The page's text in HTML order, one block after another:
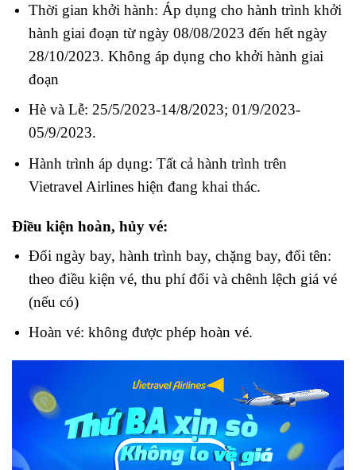
Thời gian khởi hành: Áp dụng cho hành trình khởi
hành giai đoạn từ ngày 08/08/2023 đến hết ngày
28/10/2023. Không áp dụng cho khởi hành giai
đoạn
Hè và Lễ: 25/5/2023-14/8/2023; 01/9/2023-
05/9/2023.
Hành trình áp dụng: Tất cả hành trình trên
Vietravel Airlines hiện đang khai thác.
Điều kiện hoàn, hủy vé:
Đổi ngày bay, hành trình bay, chặng bay, đổi tên:
theo điều kiện vé, thu phí đổi và chênh lệch giá vé
(nếu có)
Hoàn vé: không được phép hoàn vé.